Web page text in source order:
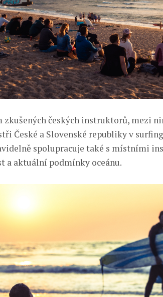
zkušených českých instruktorů, mezi
České a Slovenské republiky v
spolupracuje také s místními
a aktuální podmínky oceánu.